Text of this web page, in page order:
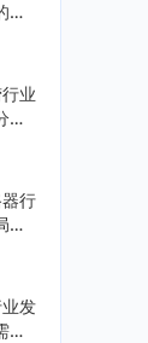
新
业
行
分
发
求